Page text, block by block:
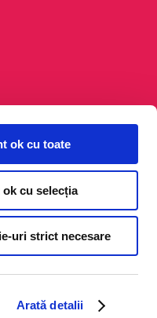
Arată detalii
ok cu toate
ok cu selecția
uri strict necesare